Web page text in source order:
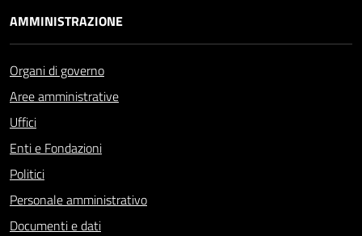
AMMINISTRAZIONE
Organi di governo
Aree amministrative
Uffici
Enti e Fondazioni
Politici
Personale amministrativo
Documenti e dati